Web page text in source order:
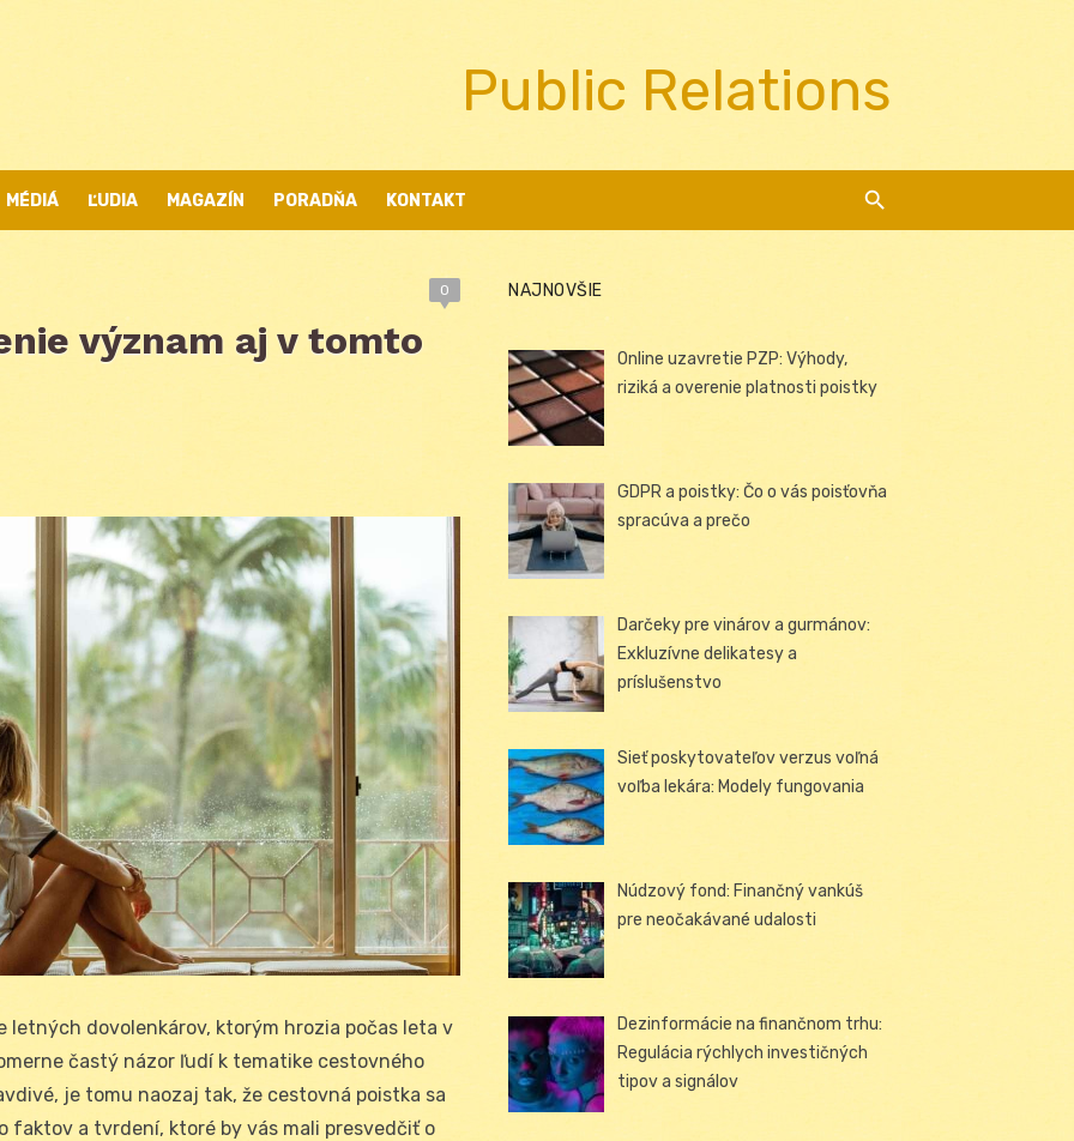
Public Relations
MÉDIÁ ĽUDIA MAGAZÍN PORADŇA KONTAKT
0
význam aj v tomto
letných dovolenkárov, ktorým hrozia počas leta v
častý názor ľudí k tematike cestovného
je tomu naozaj tak, že cestovná poistka sa
faktov a tvrdení, ktoré by vás mali presvedčiť o
NAJNOVŠIE
Online uzavretie PZP: Výhody,
riziká a overenie platnosti poistky
GDPR a poistky: Čo o vás poisťovňa
spracúva a prečo
Darčeky pre vinárov a gurmánov:
Exkluzívne delikatesy a
príslušenstvo
Sieť poskytovateľov verzus voľná
voľba lekára: Modely fungovania
Núdzový fond: Finančný vankúš
pre neočakávané udalosti
Dezinformácie na finančnom trhu:
Regulácia rýchlych investičných
tipov a signálov